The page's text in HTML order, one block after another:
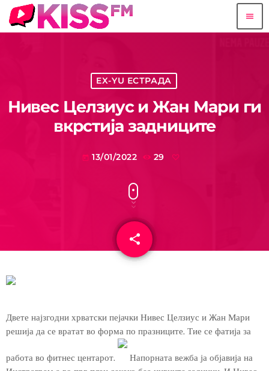
menu
EX-YU ЕСТРАДА
Нивес Целзиус и Жан Мари ги
вкрстија задниците
today 13/01/2022 29
share
email
Двете најзгодни хрватски пејачки Нивес Целзиус и Жан Мари
решија да се вратат во форма по празниците. Тие се фатија за
работа во фитнес центарот.
Напорната вежба ја објавија на